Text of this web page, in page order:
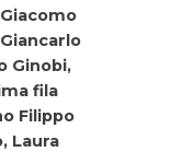
Ginobi,
fila
Filippo
Laura